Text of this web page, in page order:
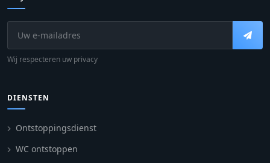
Wij respecteren uw privacy
DIENSTEN
Ontstoppingsdienst
WC ontstoppen